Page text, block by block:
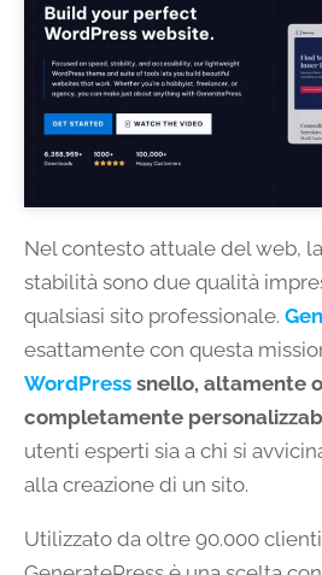
Nel contesto attuale del web,
stabilità sono due qualità
qualsiasi sito professionale.
esattamente con questa
WordPress snello, altamente
completamente
utenti esperti sia a chi si
alla creazione di un sito.
Utilizzato da oltre 90.000